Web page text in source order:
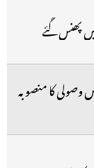
پھنس گئے
کا منصوبہ